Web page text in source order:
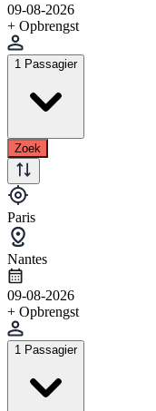
09-08-2026
+ Opbrengst
1 Passagier
Zoek
Paris
Nantes
09-08-2026
+ Opbrengst
1 Passagier